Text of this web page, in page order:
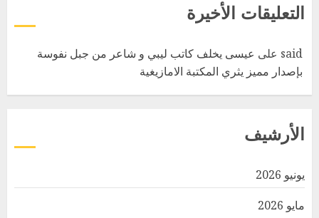
التعليقات الأخيرة
said على عيسى يخلف كاتب ليبي و شاعر من جبل نفوسة
بإصدار مميز يثري المكتبة الامازيغية
الأرشيف
يونيو 2026
مايو 2026